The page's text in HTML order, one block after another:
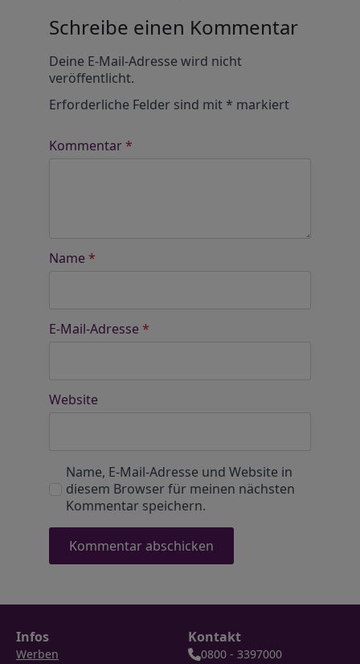
Schreibe einen Kommentar
Deine E-Mail-Adresse wird nicht
veröffentlicht.
Erforderliche Felder sind mit* markiert
Kommentar*
Name *
E-Mail-Adresse *
Website
Name, E-Mail-Adresse und Website in
diesem Browser für meinen nächsten
Kommentar speichern.
Infos
Werben
Kontakt
0800 - 3397000